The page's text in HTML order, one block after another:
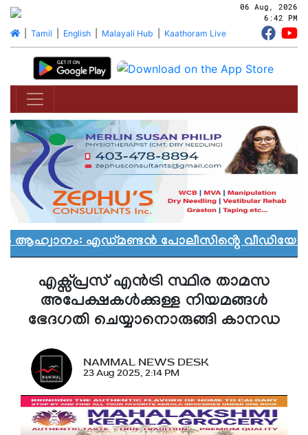
06 Aug, 2026
6:42 PM
| Tamil English| Malayali Hub Kaathoram Live
എഡ്മണ്ടൻ പോലീസിൻ്റെ വീഡിയോ
എക്സ്പ്രസ് എൻട്രി സ്ഥിര താമസ
അപേക്ഷകൾക്കുള്ള നിയമങ്ങൾ
ഭേദഗതി ചെയ്യാനൊരുങ്ങി കാനഡ
NAMMAL NEWS DESK
23 Aug 2025, 2:14 PM